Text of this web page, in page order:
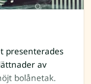
presenterades
av
bolånetak.